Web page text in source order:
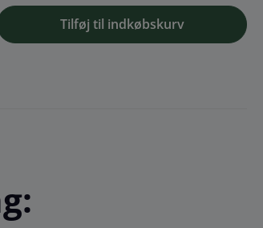
Tilføj til indkøbskurv